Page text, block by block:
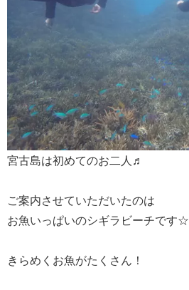
宮古島は初めてのお二人♬
ご案内させていただいたのは
お魚いっぱいのシギラビーチです☆
きらめくお魚がたくさん！